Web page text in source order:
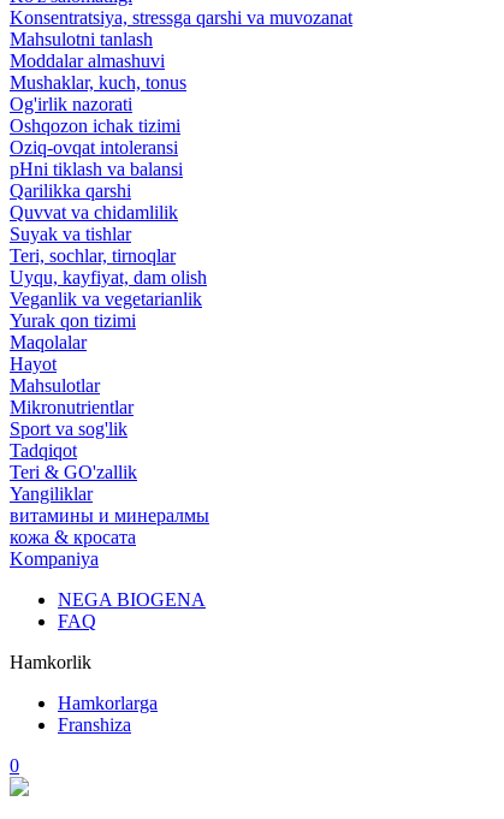
Konsentratsiya, stressga qarshi va muvozanat
Mahsulotni tanlash
Moddalar almashuvi
Mushaklar, kuch, tonus
Og'irlik nazorati
Oshqozon ichak tizimi
Oziq-ovqat intoleransi
pHni tiklash va balansi
Qarilikka qarshi
Quvvat va chidamlilik
Suyak va tishlar
Teri, sochlar, tirnoqlar
Uyqu, kayfiyat, dam olish
Veganlik va vegetarianlik
Yurak qon tizimi
Maqolalar
Hayot
Mahsulotlar
Mikronutrientlar
Sport va sog'lik
Tadqiqot
Teri & GO'zallik
Yangiliklar
витамины и минералмы
кожа & кросата
Kompaniya
NEGA BIOGENA
FAQ
Hamkorlik
Hamkorlarga
Franshiza
0